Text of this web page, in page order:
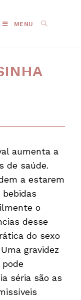
MENU
aumenta a
de saúde.
a estarem
o
desse
do sexo
gravidez
pode
séria são as